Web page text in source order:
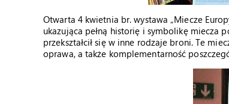
Otwarta 4 kwietnia br. wystawa „Miecze
ukazująca pełną historię i symbolikę miecza
przekształcił się w inne rodzaje broni. Te
oprawa, a także komplementarność